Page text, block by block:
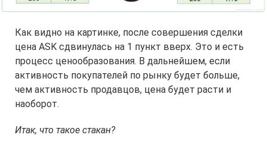
Как видно на картинке, после совершения сделки
цена ASK сдвинулась на 1 пункт вверх. Это и есть
процесс ценообразования. В дальнейшем, если
активность покупателей по рынку будет больше,
чем активность продавцов, цена будет расти и
наоборот.
Итак, что такое стакан?